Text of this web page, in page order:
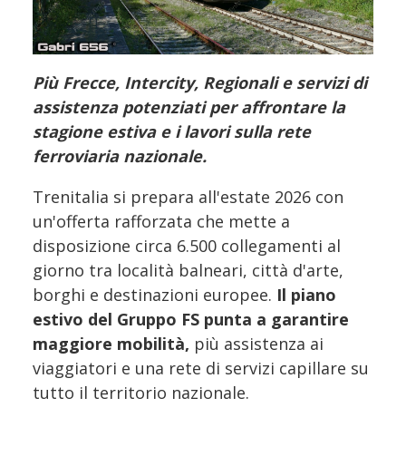
Più Frecce, Intercity, Regionali e servizi di
assistenza potenziati per affrontare la
stagione estiva e i lavori sulla rete
ferroviaria nazionale.
Trenitalia si prepara all'estate 2026 con
un'offerta rafforzata che mette a
disposizione circa 6.500 collegamenti al
giorno tra località balneari, città d'arte,
borghi e destinazioni europee. Il piano
estivo del Gruppo FS punta a garantire
maggiore mobilità, più assistenza ai
viaggiatori e una rete di servizi capillare su
tutto il territorio nazionale.